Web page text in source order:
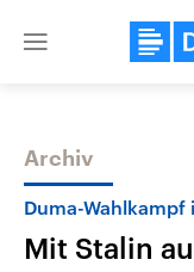
Close
Themen
Archiv
Duma-Wahlkampf
Mit Stalin